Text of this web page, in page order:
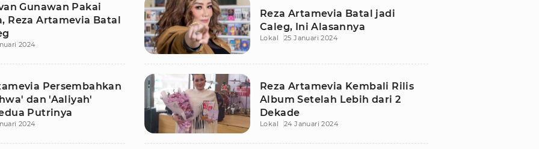
Gunawan Pakai
Reza Artamevia Batal
2024
Reza Artamevia Batal jadi
Caleg, Ini Alasannya
Lokal 25 Januari 2024
Persembahkan
dan 'Aaliyah'
Putrinya
2024
Reza Artamevia Kembali Rilis
Album Setelah Lebih dari 2
Dekade
Lokal 24 Januari 2024